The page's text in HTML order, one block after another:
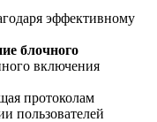
эффективному
блочного
включения
протоколам
пользователей